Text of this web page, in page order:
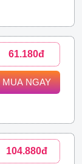
61.180đ
MUA NGAY
104.880đ